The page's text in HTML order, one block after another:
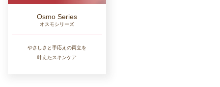
Osmo Series
オスモシリーズ
やさしさと手応えの両立を
叶えたスキンケア